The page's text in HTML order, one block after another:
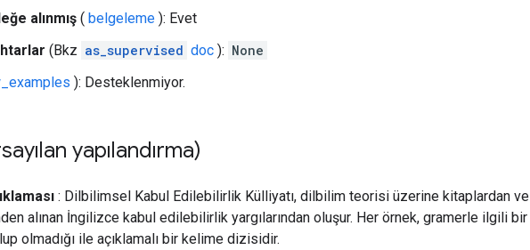
alınmış ( belgeleme ): Evet
(Bkz as_supervised doc ): None
): Desteklenmiyor.
yapılandırma)
: Dilbilimsel Kabul Edilebilirlik Külliyatı, dilbilim teorisi üzerine kitaplardan ve
alınan İngilizce kabul edilebilirlik yargılarından oluşur. Her örnek, gramerle ilgili bir
olmadığı ile açıklamalı bir kelime dizisidir.